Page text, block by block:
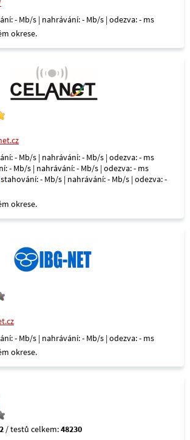
- Mb/s | nahrávání: - Mb/s | odezva: - ms
okrese.
- Mb/s | nahrávání: - Mb/s | odezva: - ms
- Mb/s | nahrávání: - Mb/s | odezva: - ms
stahování: - Mb/s | nahrávání: - Mb/s | odezva: -
okrese.
- Mb/s | nahrávání: - Mb/s | odezva: - ms
okrese.
/ testů celkem:48230